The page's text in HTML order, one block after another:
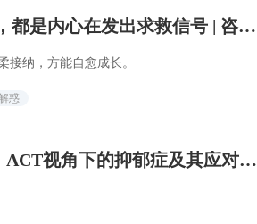
都是内心在发出求救信号 | 咨询
接纳，方能自愈成长。
惑
视角下的抑郁症及其应对策